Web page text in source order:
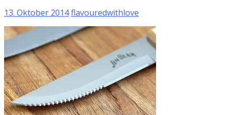
13. Oktober 2014flavouredwithlove